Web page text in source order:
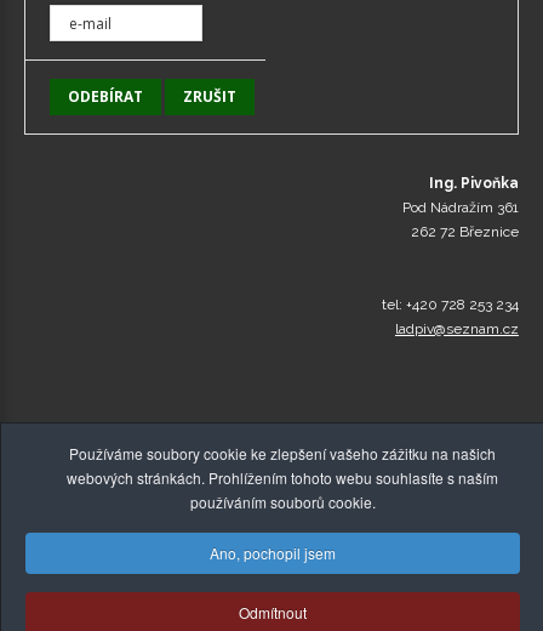
Ing. Pivoňka
Pod Nádražím 361
262 72 Březnice
tel: +420 728 253 234
ladpiv@seznam.cz
Zelenakava-Detox.cz
Používáme soubory cookie ke zlepšení vašeho zážitku na našich
webových stránkách. Prohlížením tohoto webu souhlasíte s naším
používáním souborů cookie.
Ano, pochopil jsem
Odmítnout